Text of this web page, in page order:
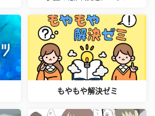
もやもや解決ゼミ